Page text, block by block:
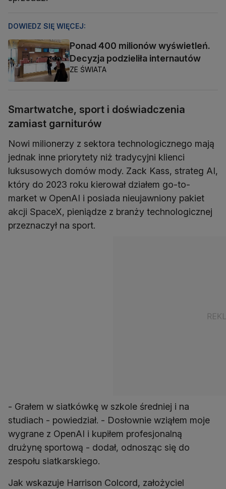
DOWIEDZ SIĘ WIĘCEJ:
Ponad 400 milionów wyświetleń.
Decyzja podzieliła internautów
ZE ŚWIATA
Smartwatche, sport i doświadczenia
zamiast garniturów
Nowi milionerzy z sektora technologicznego mają
jednak inne priorytety niż tradycyjni klienci
luksusowych domów mody. Zack Kass, strateg AI,
który do 2023 roku kierował działem go-to-
market w OpenAI i posiada nieujawniony pakiet
akcji SpaceX, pieniądze z branży technologicznej
przeznaczył na sport.
- Grałem w siatkówkę w szkole średniej i na
studiach - powiedział. - Dosłownie wziąłem moje
wygrane z OpenAI i kupiłem profesjonalną
drużynę sportową - dodał, odnosząc się do
zespołu siatkarskiego.
Jak wskazuje Harrison Colcord, założyciel